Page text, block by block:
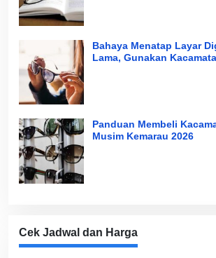
Bahaya Menatap Layar
Lama, Gunakan Kacamata
Panduan Membeli
Musim Kemarau 2026
Cek Jadwal dan Harga